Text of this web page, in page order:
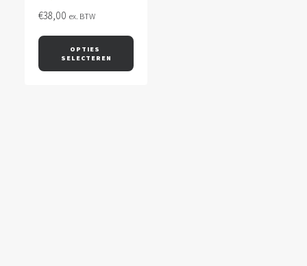
€38,00 ex. BTW
OPTIES
SELECTEREN